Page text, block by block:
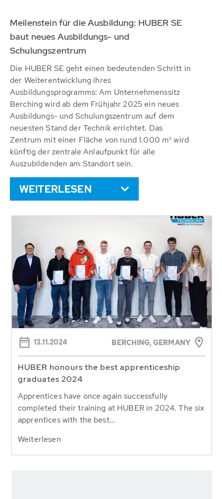
Meilenstein für die Ausbildung: HUBER SE
baut neues Ausbildungs- und
Schulungszentrum
Die HUBER SE geht einen bedeutenden Schritt in
der Weiterentwicklung ihres
Ausbildungsprogramms: Am Unternehmenssitz
Berching wird ab dem Frühjahr 2025 ein neues
Ausbildungs- und Schulungszentrum auf dem
neuesten Stand der Technik errichtet. Das
Zentrum mit einer Fläche von rund 1.000 m² wird
künftig der zentrale Anlaufpunkt für alle
Auszubildenden am Standort sein.
WEITERLESEN
13.11.2024 BERCHING, GERMANY
HUBER honours the best apprenticeship
graduates 2024
Apprentices have once again successfully
completed their training at HUBER in 2024. The six
apprentices with the best...
Weiterlesen